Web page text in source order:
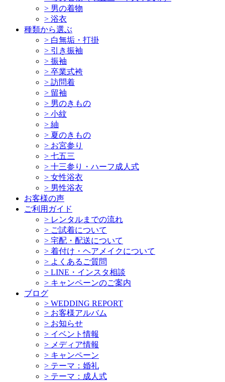
> 男の着物
> 浴衣
種類から選ぶ
> 白無垢・打掛
> 引き振袖
> 振袖
> 卒業式袴
> 訪問着
> 留袖
> 男のきもの
> 小紋
> 紬
> 夏のきもの
> お宮参り
> 七五三
> 十三参り・ハーフ成人式
> 女性浴衣
> 男性浴衣
お客様の声
ご利用ガイド
> レンタルまでの流れ
> ご試着について
> 宅配・配送について
> 着付け・ヘアメイクについて
> よくあるご質問
> LINE・インスタ相談
> キャンペーンのご案内
ブログ
> WEDDING REPORT
> お客様アルバム
> お知らせ
> イベント情報
> メディア情報
> キャンペーン
> テーマ：婚礼
> テーマ：成人式